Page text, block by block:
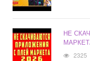
НЕ
2325